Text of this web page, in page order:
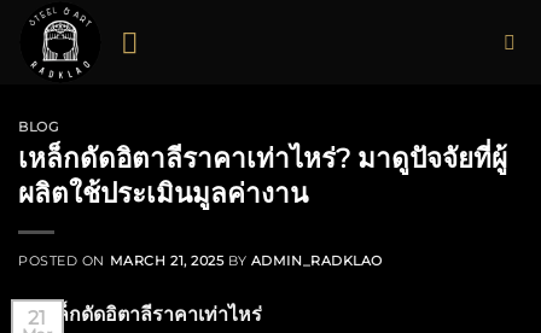
Skip
content
BLOG
เหล็กดัดอิตาลีราคาเท่าไหร่? มาดูปัจจัยที่ผู้
ผลิตใช้ประเมินมูลค่างาน
POSTED ON MARCH 21, 2025 BY ADMIN_RADKLAO
21